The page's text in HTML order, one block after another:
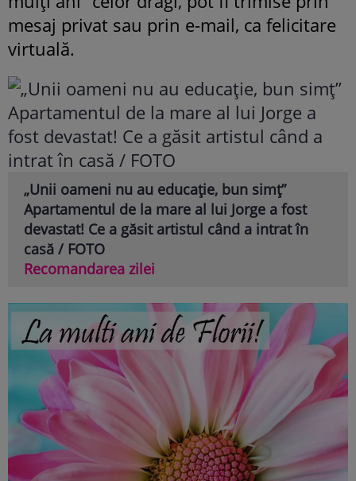
mesaj privat sau prin e-mail, ca felicitare
virtuală.
„Unii oameni nu au educație, bun simț”
Apartamentul de la mare al lui Jorge a fost
devastat! Ce a găsit artistul când a intrat în
casă / FOTO
Recomandarea zilei